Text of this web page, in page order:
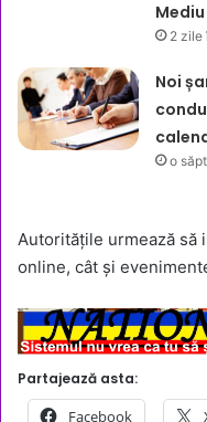
2 zile
Noi
o
Autoritățile urmează să
online, cât și
Partajează asta:
Facebook